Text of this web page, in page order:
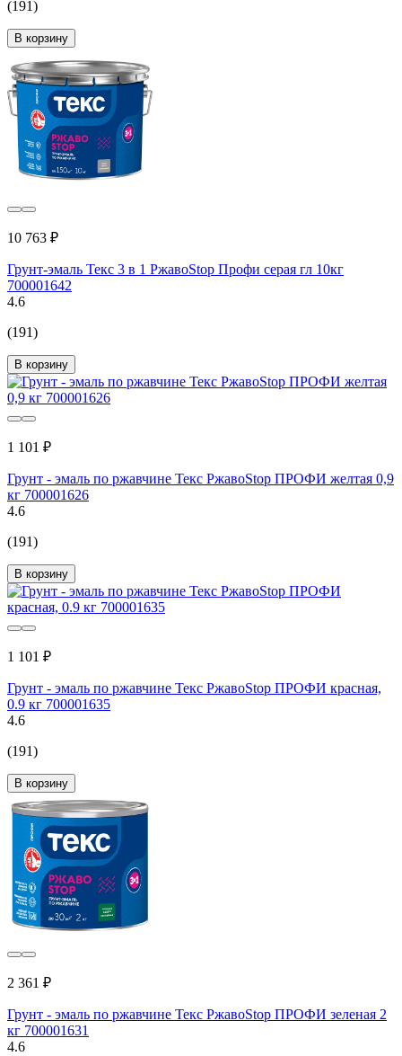
(191)
В корзину
10 763 ₽
Грунт-эмаль Текс 3 в 1 РжавоStop Профи серая гл 10кг
700001642
4.6
(191)
В корзину
1 101 ₽
Грунт - эмаль по ржавчине Текс РжавоStop ПРОФИ желтая 0,9
кг 700001626
4.6
(191)
В корзину
1 101 ₽
Грунт - эмаль по ржавчине Текс РжавоStop ПРОФИ красная,
0.9 кг 700001635
4.6
(191)
В корзину
2 361 ₽
Грунт - эмаль по ржавчине Текс РжавоStop ПРОФИ зеленая 2
кг 700001631
4.6